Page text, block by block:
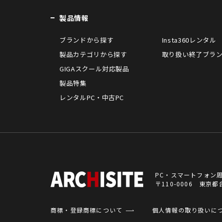
製品情報
ブランドから探す
製品カテゴリから探す
GIGAスクール対応製品
製品特集
レンタルPC・中古PC
Insta360レンタル
取り扱い終了ブラ
PC・スマートフォン
〒110-0006 東京都
商標・登録商標について 個人情報の取り扱いに